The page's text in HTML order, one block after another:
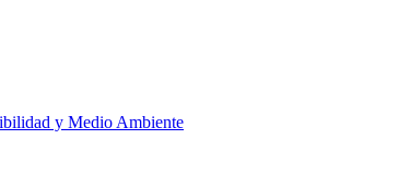
y Medio Ambiente